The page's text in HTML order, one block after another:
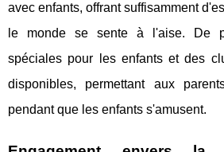
avec enfants, offrant suffisamment
le monde se sente à l'aise. De
spéciales pour les enfants et des
disponibles, permettant aux
pendant que les enfants s'amusent.